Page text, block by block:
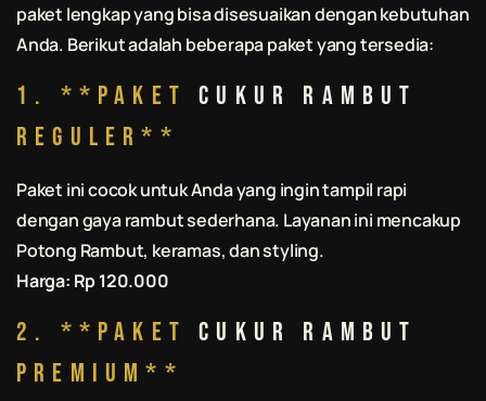
paket lengkap yang bisa disesuaikan dengan kebutuhan
Anda. Berikut adalah beberapa paket yang tersedia:
1. **PaketCukur Rambut
Reguler**
Paket ini cocok untuk Anda yang ingin tampil rapi
dengan gaya rambut sederhana. Layanan ini mencakup
Potong Rambut, keramas, dan styling.
Harga: Rp 120.000
2. **PaketCukur Rambut
Premium**